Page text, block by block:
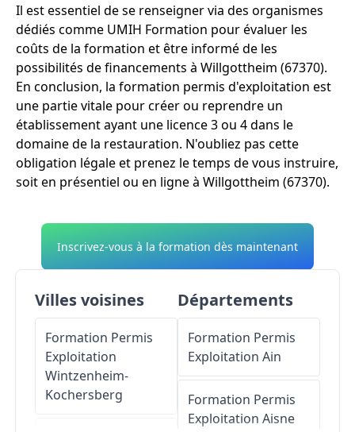
Il est essentiel de se renseigner via des organismes
dédiés comme UMIH Formation pour évaluer les
coûts de la formation et être informé de les
possibilités de financements à Willgottheim (67370).
En conclusion, la formation permis d'exploitation est
une partie vitale pour créer ou reprendre un
établissement ayant une licence 3 ou 4 dans le
domaine de la restauration. N'oubliez pas cette
obligation légale et prenez le temps de vous instruire,
soit en présentiel ou en ligne à Willgottheim (67370).
Inscrivez-vous à la formation dès maintenant
Villes voisines
Formation Permis
Exploitation
Wintzenheim-
Kochersberg
Départements
Formation Permis
Exploitation Ain
Formation Permis
Exploitation Aisne